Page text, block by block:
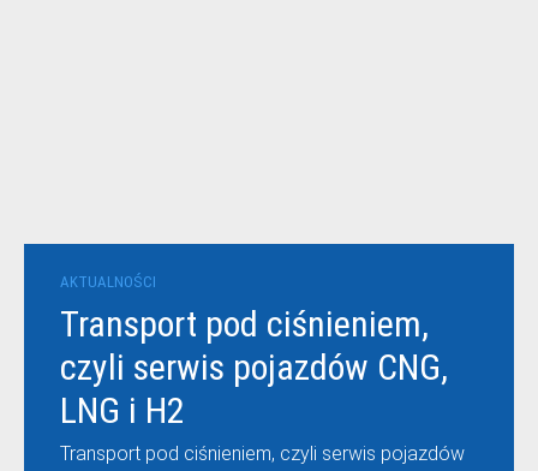
AKTUALNOŚCI
Transport pod ciśnieniem,
czyli serwis pojazdów CNG,
LNG i H2
Transport pod ciśnieniem, czyli serwis pojazdów